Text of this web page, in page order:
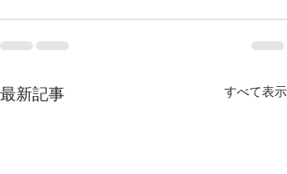
最新記事 すべて表示